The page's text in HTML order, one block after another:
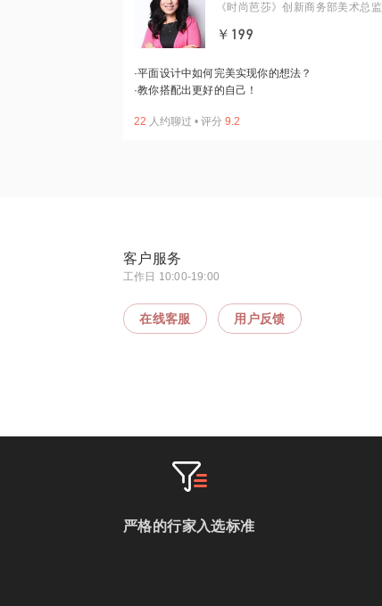
《时尚芭莎》创新商务部美术总监
￥199
·平面设计中如何完美实现你的想法？
·教你搭配出更好的自己！
22 人约聊过 • 评分 9.2
客户服务
工作日 10:00-19:00
在线客服 用户反馈
严格的行家入选标准